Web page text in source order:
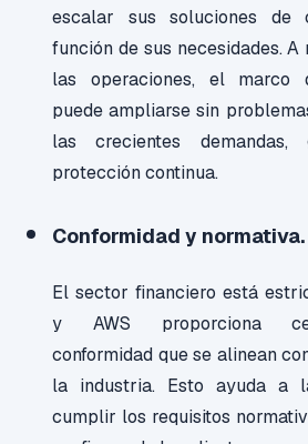
escalar sus soluciones de
función de sus necesidades.
las operaciones, el marco
puede ampliarse sin
las crecientes demandas,
protección continua.
Conformidad y normativa.
El sector financiero está
y AWS proporciona
conformidad que se alinean
la industria. Esto ayuda a
cumplir los requisitos